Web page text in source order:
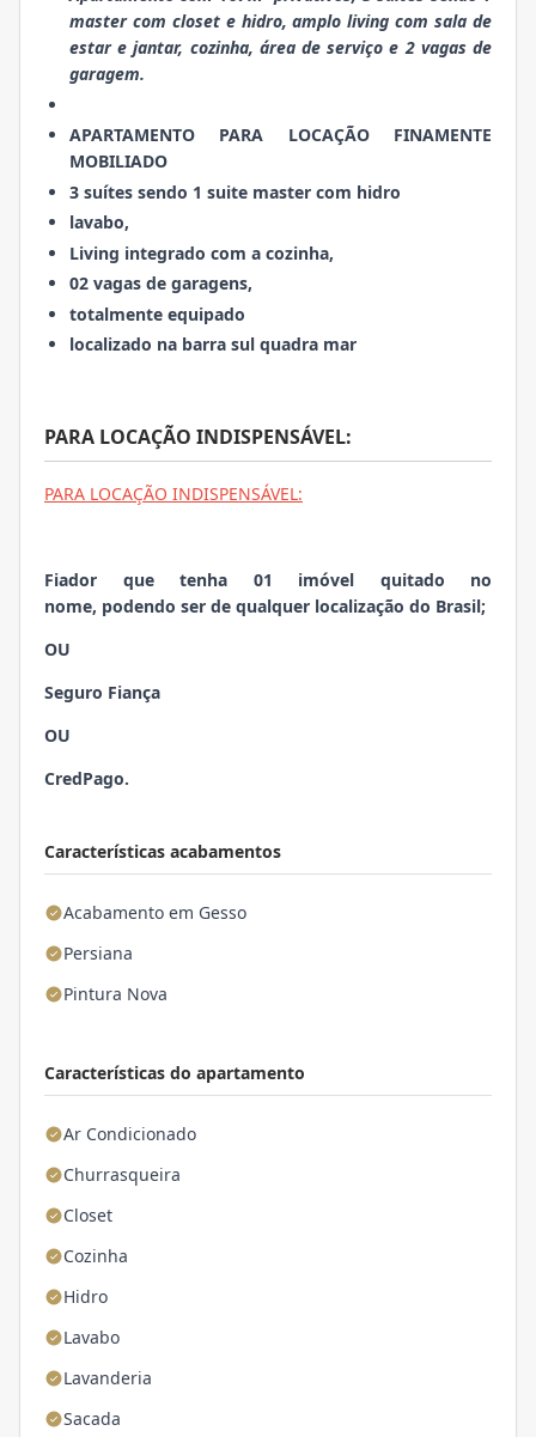
Características acabamentos
Acabamento em Gesso
Persiana
Pintura Nova
Características do apartamento
Ar Condicionado
Churrasqueira
Closet
Cozinha
Hidro
Lavabo
Lavanderia
Sacada
master com closet e hidro, amplo living com sala de
estar e jantar, cozinha, área de serviço e 2 vagas de
garagem.
APARTAMENTO PARA LOCAÇÃO FINAMENTE
MOBILIADO
3 suítes sendo 1 suite master com hidro
lavabo,
Living integrado com a cozinha,
02 vagas de garagens,
totalmente equipado
localizado na barra sul quadra mar
PARA LOCAÇÃO INDISPENSÁVEL:
PARA LOCAÇÃO INDISPENSÁVEL:
Fiador que tenha 01 imóvel quitado no
nome, podendo ser de qualquer localização do Brasil;
OU
Seguro Fiança
OU
CredPago.